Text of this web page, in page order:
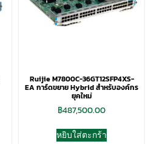
Ruijie M7800C-36GT12SFP4XS-
EA การ์ดขยาย Hybrid สำหรับองค์กร
ยุคใหม่
฿487,500.00
หยิบใส่ตะกร้า